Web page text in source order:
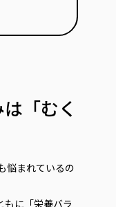
「むく
悩まれているの
もに「栄養バラ